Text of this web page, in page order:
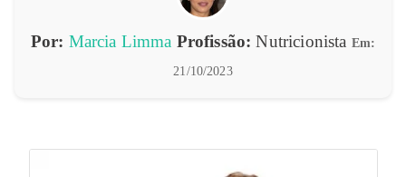
Por: Marcia Limma Profissão: Nutricionista Em:
21/10/2023